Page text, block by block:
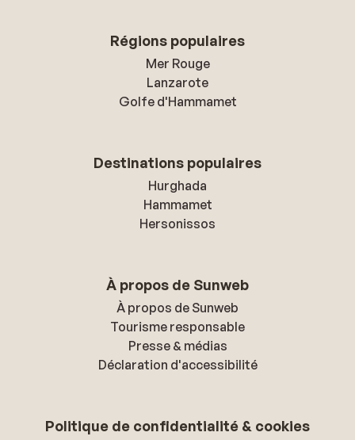
Régions populaires
Mer Rouge
Lanzarote
Golfe d'Hammamet
Destinations populaires
Hurghada
Hammamet
Hersonissos
À propos de Sunweb
À propos de Sunweb
Tourisme responsable
Presse & médias
Déclaration d'accessibilité
Politique de confidentialité & cookies